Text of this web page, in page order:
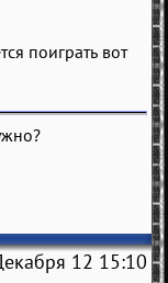
поиграть вот
12 15:10